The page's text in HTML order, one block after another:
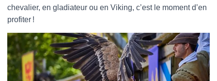
chevalier, en gladiateur ou en Viking, c’est le moment d’en
profiter !